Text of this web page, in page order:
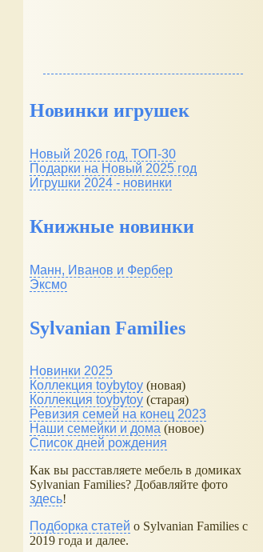
Новинки игрушек
Новый 2026 год, ТОП-30
Подарки на Новый 2025 год
Игрушки 2024 - новинки
Книжные новинки
Манн, Иванов и Фербер
Эксмо
Sylvanian Families
Новинки 2025
Коллекция toybytoy (новая)
Коллекция toybytoy (старая)
Ревизия семей на конец 2023
Наши семейки и дома (новое)
Список дней рождения
Как вы расставляете мебель в домиках
Sylvanian Families? Добавляйте фото
здесь!
Подборка статей о Sylvanian Families с
2019 года и далее.